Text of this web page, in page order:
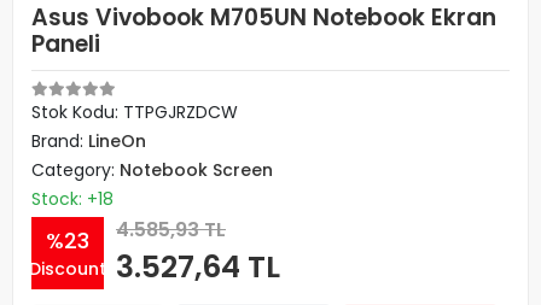
Asus Vivobook M705UN Notebook Ekran
Paneli
Stok Kodu: TTPGJRZDCW
Brand: LineOn
Category: Notebook Screen
Stock: +18
%23
Discount
4.585,93 TL
3.527,64 TL